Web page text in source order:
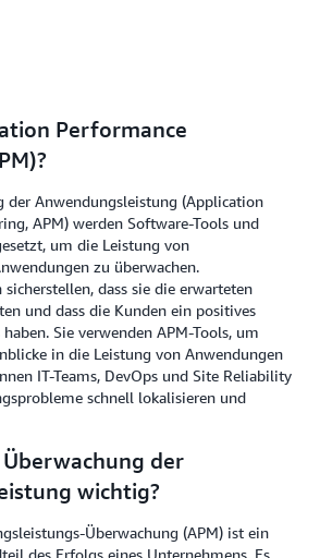
Performance
der Anwendungsleistung (Application
APM) werden Software-Tools und
um die Leistung von
zu überwachen.
dass sie die erwarteten
und dass die Kunden ein positives
Sie verwenden APM-Tools, um
in die Leistung von Anwendungen
IT-Teams, DevOps und Site Reliability
schnell lokalisieren und
der
wichtig?
Überwachung (APM) ist ein
des Erfolgs eines Unternehmens. Es